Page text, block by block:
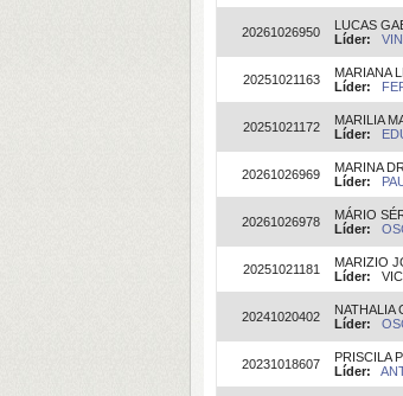
20261026950
LUCAS
Líder:
20251021163
MARIANA
Líder:
20251021172
MARILIA
Líder:
20261026969
MARINA
Líder:
20261026978
MÁRIO
Líder:
20251021181
MARIZIO
Líder:
20241020402
NATHALIA
Líder:
20231018607
PRISCILA
Líder: